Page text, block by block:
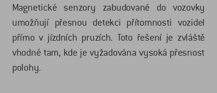
Magnetické senzory zabudované do vozovky
umožňují přesnou detekci přítomnosti vozidel
přímo v jízdních pruzích. Toto řešení je zvláště
vhodné tam, kde je vyžadována vysoká přesnost
polohy.